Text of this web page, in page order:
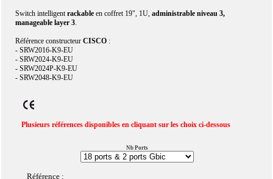
Switch intelligentrackableen coffret 19", 1U,administrable niveau 3,
manageable layer 3.
Référence constructeurCISCO :
- SRW2016-K9-EU
- SRW2024-K9-EU
- SRW2024P-K9-EU
- SRW2048-K9-EU
Plusieurs références disponibles en cliquant sur les choix ci-dessous
Nb Ports
Référence :